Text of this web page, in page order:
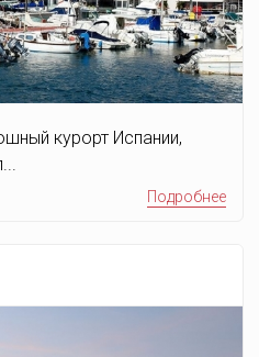
курорт Испании,
Подробнее